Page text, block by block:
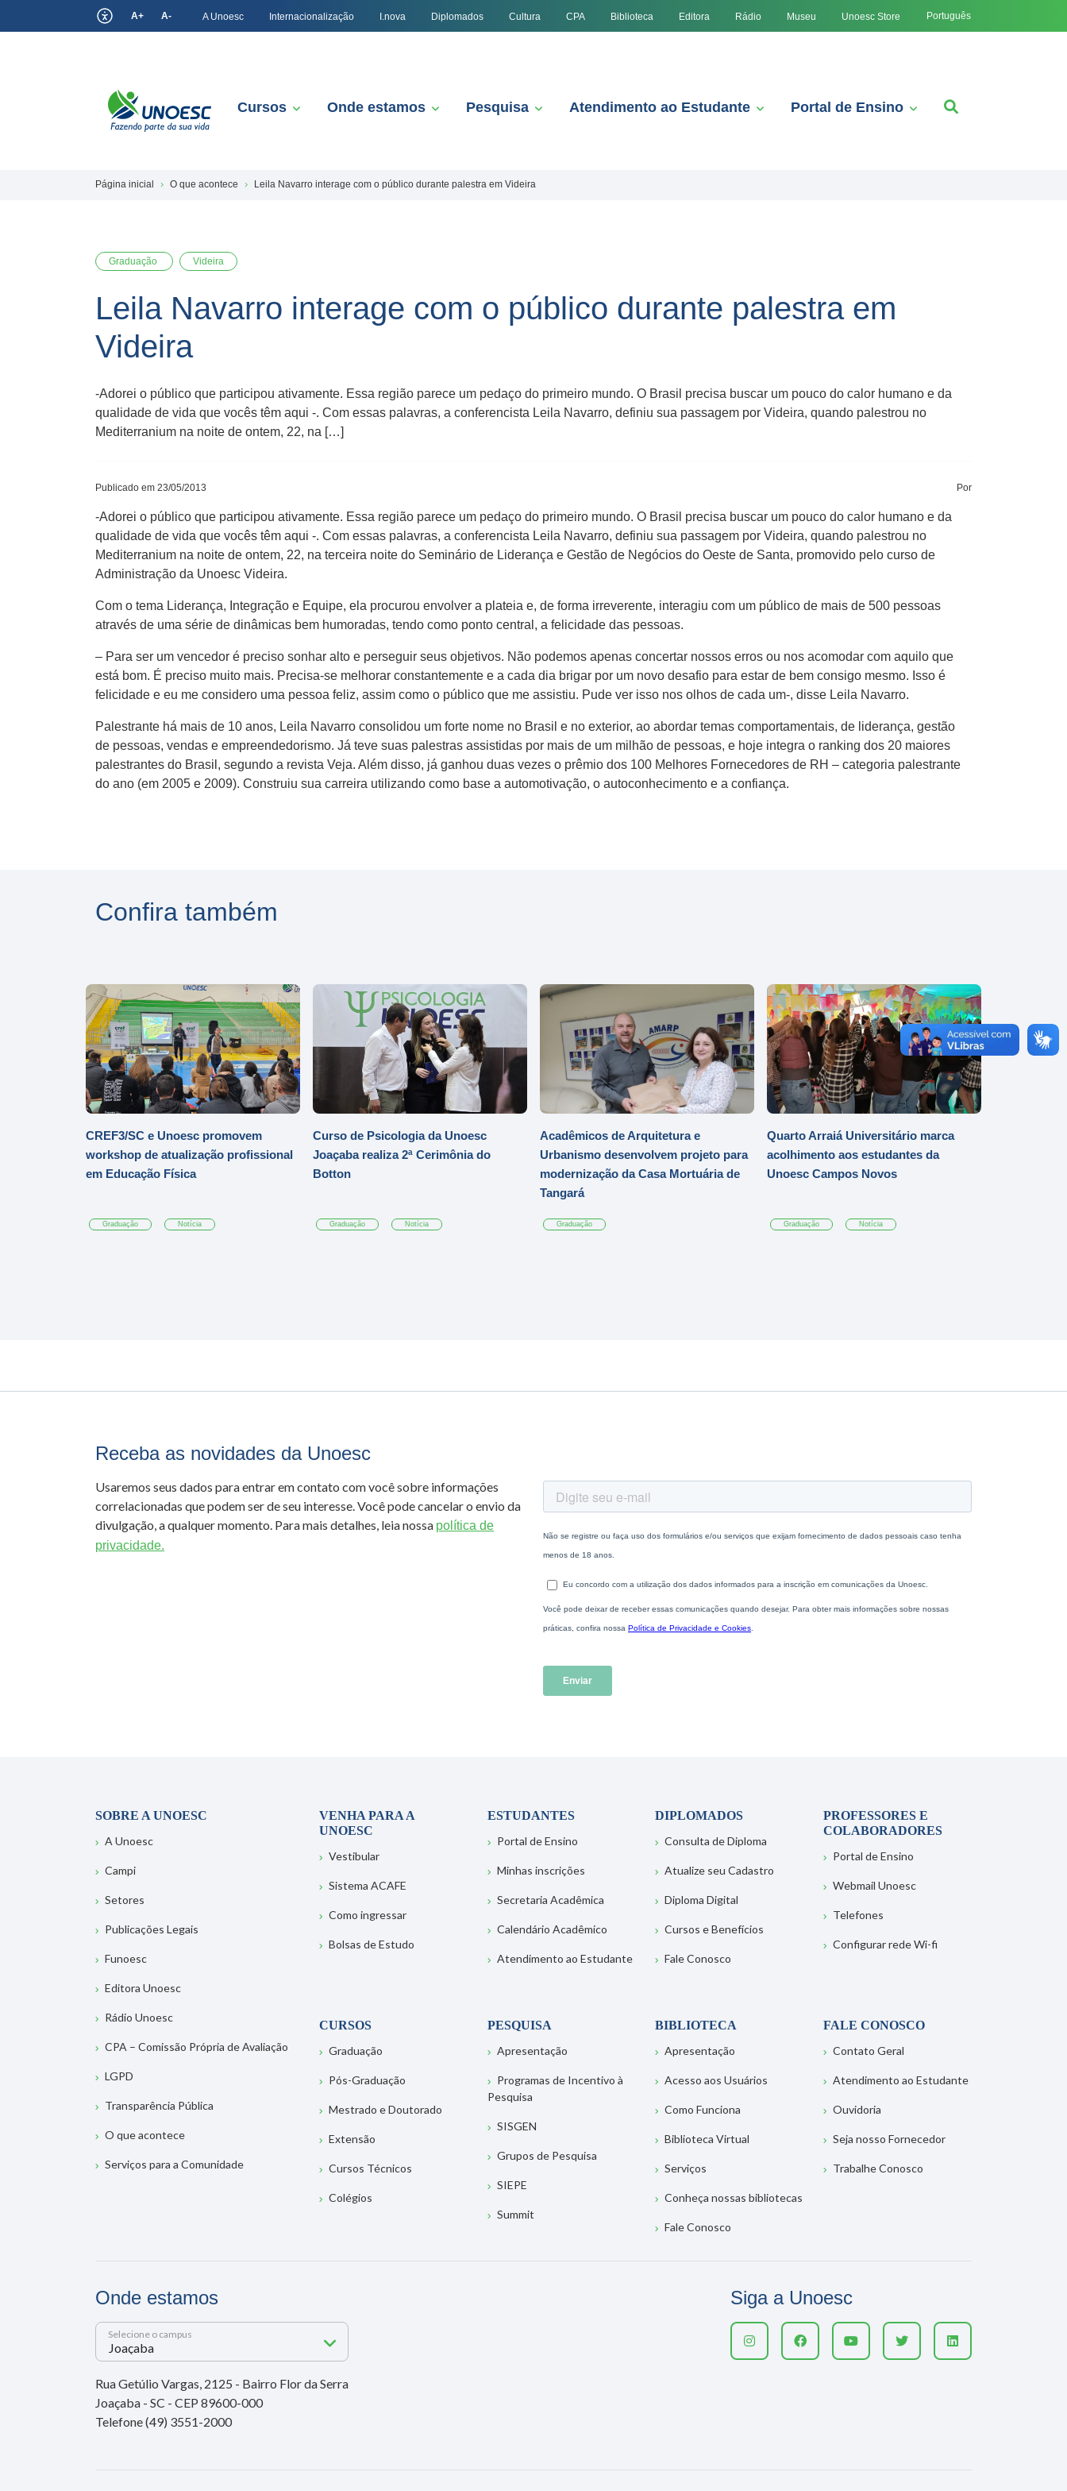
A+ A- A Unoesc Internacionalização I.nova Diplomados Cultura CPA Biblioteca Editora Rádio Museu Unoesc Store Português
Cursos Onde estamos Pesquisa Atendimento ao Estudante Portal de Ensino
Página inicial O que acontece Leila Navarro interage com o público durante palestra em Videira
Graduação Videira
Leila Navarro interage com o público durante palestra em
Videira
-Adorei o público que participou ativamente. Essa região parece um pedaço do primeiro mundo. O Brasil precisa buscar um pouco do calor humano e da
qualidade de vida que vocês têm aqui -. Com essas palavras, a conferencista Leila Navarro, definiu sua passagem por Videira, quando palestrou no
Mediterranium na noite de ontem, 22, na […]
Publicado em 23/05/2013 Por
-Adorei o público que participou ativamente. Essa região parece um pedaço do primeiro mundo. O Brasil precisa buscar um pouco do calor humano e da
qualidade de vida que vocês têm aqui -. Com essas palavras, a conferencista Leila Navarro, definiu sua passagem por Videira, quando palestrou no
Mediterranium na noite de ontem, 22, na terceira noite do Seminário de Liderança e Gestão de Negócios do Oeste de Santa, promovido pelo curso de
Administração da Unoesc Videira.
Com o tema Liderança, Integração e Equipe, ela procurou envolver a plateia e, de forma irreverente, interagiu com um público de mais de 500 pessoas
através de uma série de dinâmicas bem humoradas, tendo como ponto central, a felicidade das pessoas.
– Para ser um vencedor é preciso sonhar alto e perseguir seus objetivos. Não podemos apenas concertar nossos erros ou nos acomodar com aquilo que
está bom. É preciso muito mais. Precisa-se melhorar constantemente e a cada dia brigar por um novo desafio para estar de bem consigo mesmo. Isso é
felicidade e eu me considero uma pessoa feliz, assim como o público que me assistiu. Pude ver isso nos olhos de cada um-, disse Leila Navarro.
Palestrante há mais de 10 anos, Leila Navarro consolidou um forte nome no Brasil e no exterior, ao abordar temas comportamentais, de liderança, gestão
de pessoas, vendas e empreendedorismo. Já teve suas palestras assistidas por mais de um milhão de pessoas, e hoje integra o ranking dos 20 maiores
palestrantes do Brasil, segundo a revista Veja. Além disso, já ganhou duas vezes o prêmio dos 100 Melhores Fornecedores de RH – categoria palestrante
do ano (em 2005 e 2009). Construiu sua carreira utilizando como base a automotivação, o autoconhecimento e a confiança.
Confira também
CREF3/SC e Unoesc promovem
workshop de atualização profissional
em Educação Física
Graduação Notícia
Curso de Psicologia da Unoesc
Joaçaba realiza 2ª Cerimônia do
Botton
Graduação Notícia
Acadêmicos de Arquitetura e
Urbanismo desenvolvem projeto para
modernização da Casa Mortuária de
Tangará
Graduação
Quarto Arraiá Universitário marca
acolhimento aos estudantes da
Unoesc Campos Novos
Graduação Notícia
Receba as novidades da Unoesc
Usaremos seus dados para entrar em contato com você sobre informações
correlacionadas que podem ser de seu interesse. Você pode cancelar o envio da
divulgação, a qualquer momento. Para mais detalhes, leia nossa política de
privacidade.
SOBRE A UNOESC
A Unoesc
Campi
Setores
Publicações Legais
Funoesc
Editora Unoesc
Rádio Unoesc
CPA – Comissão Própria de Avaliação
LGPD
Transparência Pública
O que acontece
Serviços para a Comunidade
VENHA PARA A
UNOESC
Vestibular
Sistema ACAFE
Como ingressar
Bolsas de Estudo
ESTUDANTES
Portal de Ensino
Minhas inscrições
Secretaria Acadêmica
Calendário Acadêmico
Atendimento ao Estudante
DIPLOMADOS
Consulta de Diploma
Atualize seu Cadastro
Diploma Digital
Cursos e Benefícios
Fale Conosco
PROFESSORES E
COLABORADORES
Portal de Ensino
Webmail Unoesc
Telefones
Configurar rede Wi-fi
CURSOS
Graduação
Pós-Graduação
Mestrado e Doutorado
Extensão
Cursos Técnicos
Colégios
PESQUISA
Apresentação
Programas de Incentivo à
Pesquisa
SISGEN
Grupos de Pesquisa
SIEPE
Summit
BIBLIOTECA
Apresentação
Acesso aos Usuários
Como Funciona
Biblioteca Virtual
Serviços
Conheça nossas bibliotecas
Fale Conosco
FALE CONOSCO
Contato Geral
Atendimento ao Estudante
Ouvidoria
Seja nosso Fornecedor
Trabalhe Conosco
Onde estamos
Selecione o campus
Rua Getúlio Vargas, 2125 - Bairro Flor da Serra
Joaçaba - SC - CEP 89600-000
Telefone (49) 3551-2000
Siga a Unoesc